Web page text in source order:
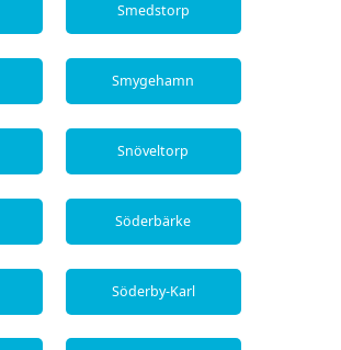
Smedstorp
Smygehamn
Snöveltorp
Söderbärke
Söderby-Karl